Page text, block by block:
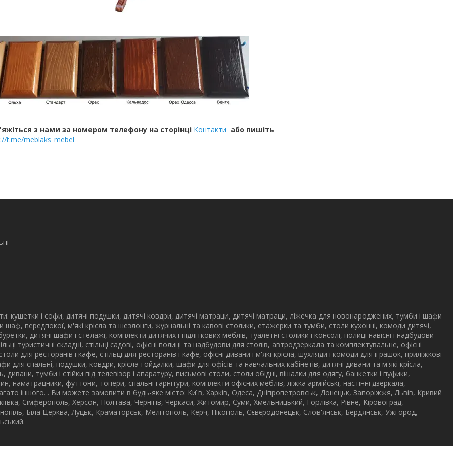
з нами за номером телефону на сторінці Контакти або пишіть
t.me/meblaks_mebel
і софи, дитячі подушки, дитячі ковдри, дитячі матраци, дитячі матраци, ліжечка для новонароджених, тумби і шафи
передпокої, м'які крісла та шезлонги, журнальні та кавові столики, етажерки та тумби, столи кухонні, комоди дитячі,
дитячі шафи і стелажі, комплекти дитячих і підліткових меблів, туалетні столики і консолі, полиці навісні і надбудови
туристичні складні, стільці садові, офісні полиці та надбудови для столів, автродзеркала та комплектувальне, офісні
для ресторанів і кафе, стільці для ресторанів і кафе, офісні дивани і м'які крісла, шухляди і комоди для іграшок, приліжкові
для спальні, подушки, ковдри, крісла-гойдалки, шафи для офісів та навчальних кабінетів, дитячі дивани та м'які крісла,
дивани, тумби і стійки під телевізор і апаратуру, письмові столи, столи обідні, вішалки для одягу, банкетки і пуфики,
наматрацники, футтони, топери, спальні гарнітури, комплекти офісних меблів, ліжка армійські, настінні дзеркала,
іншого. . Ви можете замовити в будь-яке місто: Київ, Харків, Одеса, Дніпропетровськ, Донецьк, Запоріжжя, Львів, Кривий
Сімферополь, Херсон, Полтава, Чернігів, Черкаси, Житомир, Суми, Хмельницький, Горлівка, Рівне, Кіровоград,
Біла Церква, Луцьк, Краматорськ, Мелітополь, Керч, Нікополь, Сєвєродонецьк, Слов'янськ, Бердянськ, Ужгород,